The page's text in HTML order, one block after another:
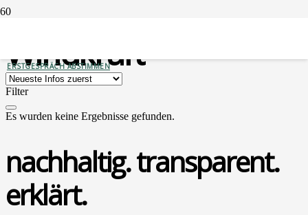
ERSTGESPRÄCH ABSTIMMEN
Windkraft
Filter
Es wurden keine Ergebnisse gefunden.
nachhaltig. transparent.
erklärt.